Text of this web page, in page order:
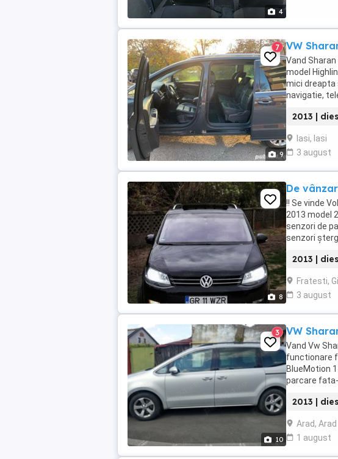
4
9
7 VW
Vand
model
mici dreapta
navigatie,
2013 |
Iasi, Iasi
3 august
8
De
!! Se vinde
2013 model
senzori de
senzori
2013 |
Fratesti,
3 august
10
3 VW
Vand Vw
functionare
BlueMotion
parcare
2013 |
Arad, Arad
1 august